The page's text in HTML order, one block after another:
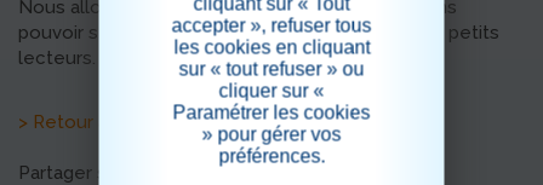
Nous allons bientôt nous revoir car nous espérons
pouvoir se rendre à la finale pour encourager nos petits
lecteurs.
> Retour aux actualités
Partager sur les réseaux sociaux
accepter », refuser tous
les cookies en cliquant
sur « tout refuser » ou
cliquer sur «
Paramétrer les cookies
» pour gérer vos
préférences.